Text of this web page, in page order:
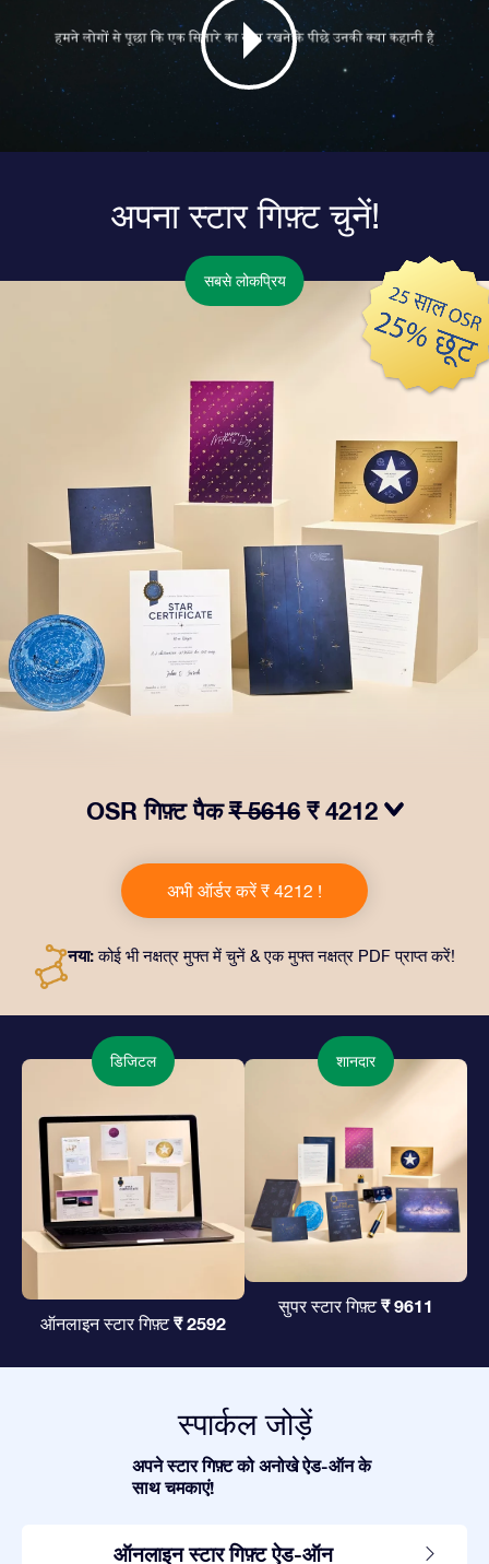
अपना स्टार गिफ़्ट चुनें!
सबसे लोकप्रिय
OSR गिफ़्ट पैक₹ 5616 ₹ 4212
लिफ़ाफ़ा, आपकी पसंद से तैयार दस्तावेज़, साथ ही डिजिटल दस्तावेज़
और हमारे ऐप्स का मुफ़्त इस्तेमाल शामिल है। यह दोस्तों और प्रियजनों को
एक हमेशा बरक़रार रहने वाला उपहार पेश करने का जादुई तरीक़ा है।
अभी ऑर्डर करें ₹ 4212 !
नया:कोई भी नक्षत्र मुफ्त में चुनें & एक मुफ्त नक्षत्र PDF प्राप्त करें!
डिजिटल
ऑनलाइन स्टार गिफ़्ट₹ 2592
शानदार
सुपर स्टार गिफ़्ट₹ 9611
स्पार्कल जोड़ें
अपने स्टार गिफ़्ट को अनोखे ऐड-ऑन के
साथ चमकाएं!
ऑनलाइन स्टार गिफ़्ट ऐड-ऑन